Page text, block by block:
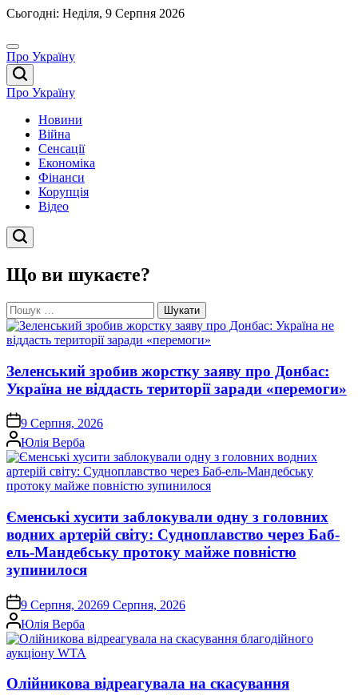
Перейти
вмісту
Сьогодні: Неділя, 9 Серпня 2026
Про Україну
Про Україну
Новини
Війна
Сенсації
Економіка
Фінанси
Корупція
Відео
Що ви шукаєте?
Пошук:
Зеленський зробив жорстку заяву про Донбас:
Україна не віддасть території заради «перемоги»
on9 Серпня, 2026
Опубліковано
Юлія Верба
Єменські хусити заблокували одну з головних
водних артерій світу: Судноплавство через Баб-
ель-Мандебську протоку майже повністю
зупинилося
on9 Серпня, 20269 Серпня, 2026
Опубліковано
Юлія Верба
Олійникова відреагувала на скасування